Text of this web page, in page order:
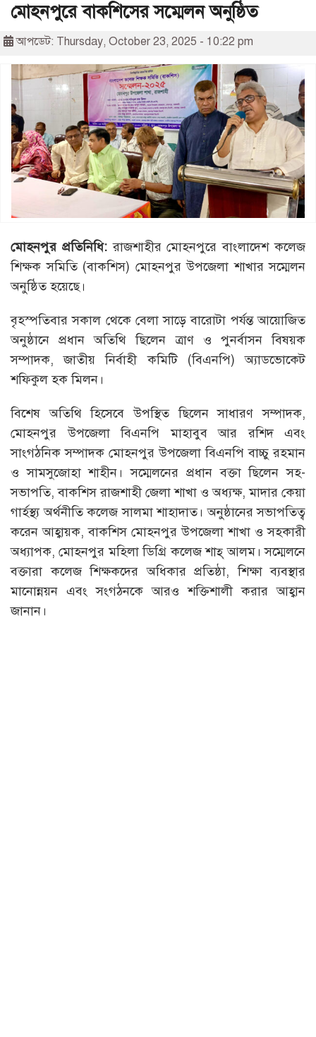
মোহনপুরে বাকশিসের সম্মেলন অনুষ্ঠিত
আপডেট: Thursday, October 23, 2025 - 10:22 pm
মোহনপুর প্রতিনিধি:রাজশাহীর মোহনপুরে বাংলাদেশ কলেজ
শিক্ষক সমিতি (বাকশিস) মোহনপুর উপজেলা শাখার সম্মেলন
অনুষ্ঠিত হয়েছে।
বৃহস্পতিবার সকাল থেকে বেলা সাড়ে বারোটা পর্যন্ত আয়োজিত
অনুষ্ঠানে প্রধান অতিথি ছিলেন ত্রাণ ও পুনর্বাসন বিষয়ক
সম্পাদক, জাতীয় নির্বাহী কমিটি (বিএনপি) অ্যাডভোকেট
শফিকুল হক মিলন।
বিশেষ অতিথি হিসেবে উপস্থিত ছিলেন সাধারণ সম্পাদক,
মোহনপুর উপজেলা বিএনপি মাহাবুব আর রশিদ এবং
সাংগঠনিক সম্পাদক মোহনপুর উপজেলা বিএনপি বাচ্চু রহমান
ও সামসুজোহা শাহীন। সম্মেলনের প্রধান বক্তা ছিলেন সহ-
সভাপতি, বাকশিস রাজশাহী জেলা শাখা ও অধ্যক্ষ, মাদার কেয়া
গার্হস্থ্য অর্থনীতি কলেজ সালমা শাহাদাত। অনুষ্ঠানের সভাপতিত্ব
করেন আহ্বায়ক, বাকশিস মোহনপুর উপজেলা শাখা ও সহকারী
অধ্যাপক, মোহনপুর মহিলা ডিগ্রি কলেজ শাহ্ আলম। সম্মেলনে
বক্তারা কলেজ শিক্ষকদের অধিকার প্রতিষ্ঠা, শিক্ষা ব্যবস্থার
মানোন্নয়ন এবং সংগঠনকে আরও শক্তিশালী করার আহ্বান
জানান।